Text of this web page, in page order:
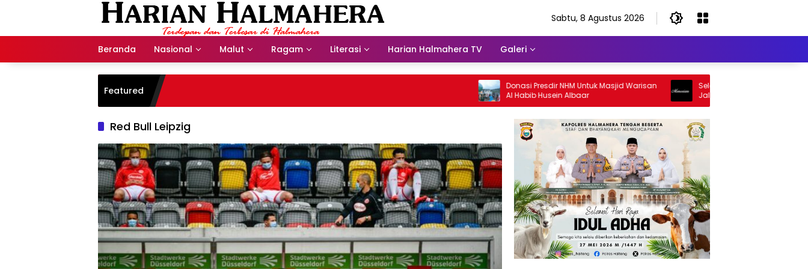
Sabtu, 8 Agustus 2026
Beranda Nasional Malut Ragam Literasi Harian Halmahera TV Galeri
Featured
Donasi Presdir NHM Untuk Masjid Warisan
Al Habib Husein Albaar
Selamat Jalan Sang Inspirator,
Jalan Abangku Yuslam Idris
Red Bull Leipzig